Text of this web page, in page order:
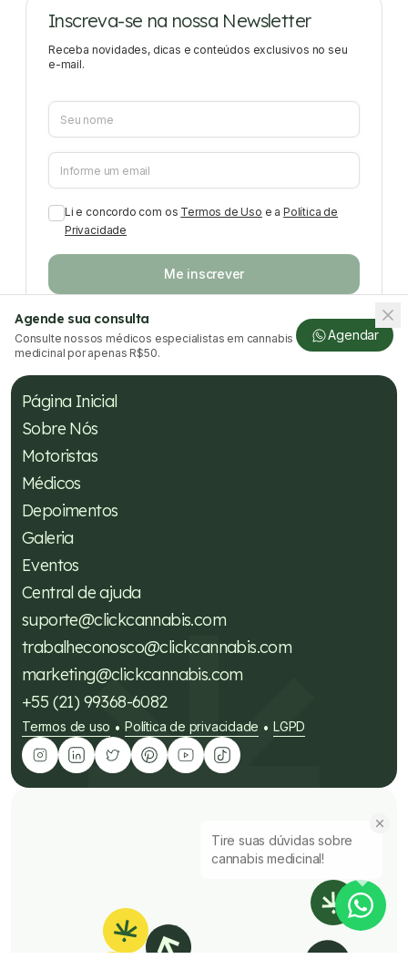
Inscreva-se na nossa Newsletter
Receba novidades, dicas e conteúdos exclusivos no seu
e-mail.
Li e concordo com os Termos de Uso e a Política de
Privacidade
Me inscrever
Agende sua consulta
Consulte nossos médicos especialistas em cannabis
medicinal por apenas R$50.
Agendar
Página Inicial
Sobre Nós
Motoristas
Médicos
Depoimentos
Galeria
Eventos
Central de ajuda
suporte@clickcannabis.com
trabalheconosco@clickcannabis.com
marketing@clickcannabis.com
+55 (21) 99368-6082
Termos de uso • Política de privacidade • LGPD
Tire suas dúvidas sobre
cannabis medicinal!